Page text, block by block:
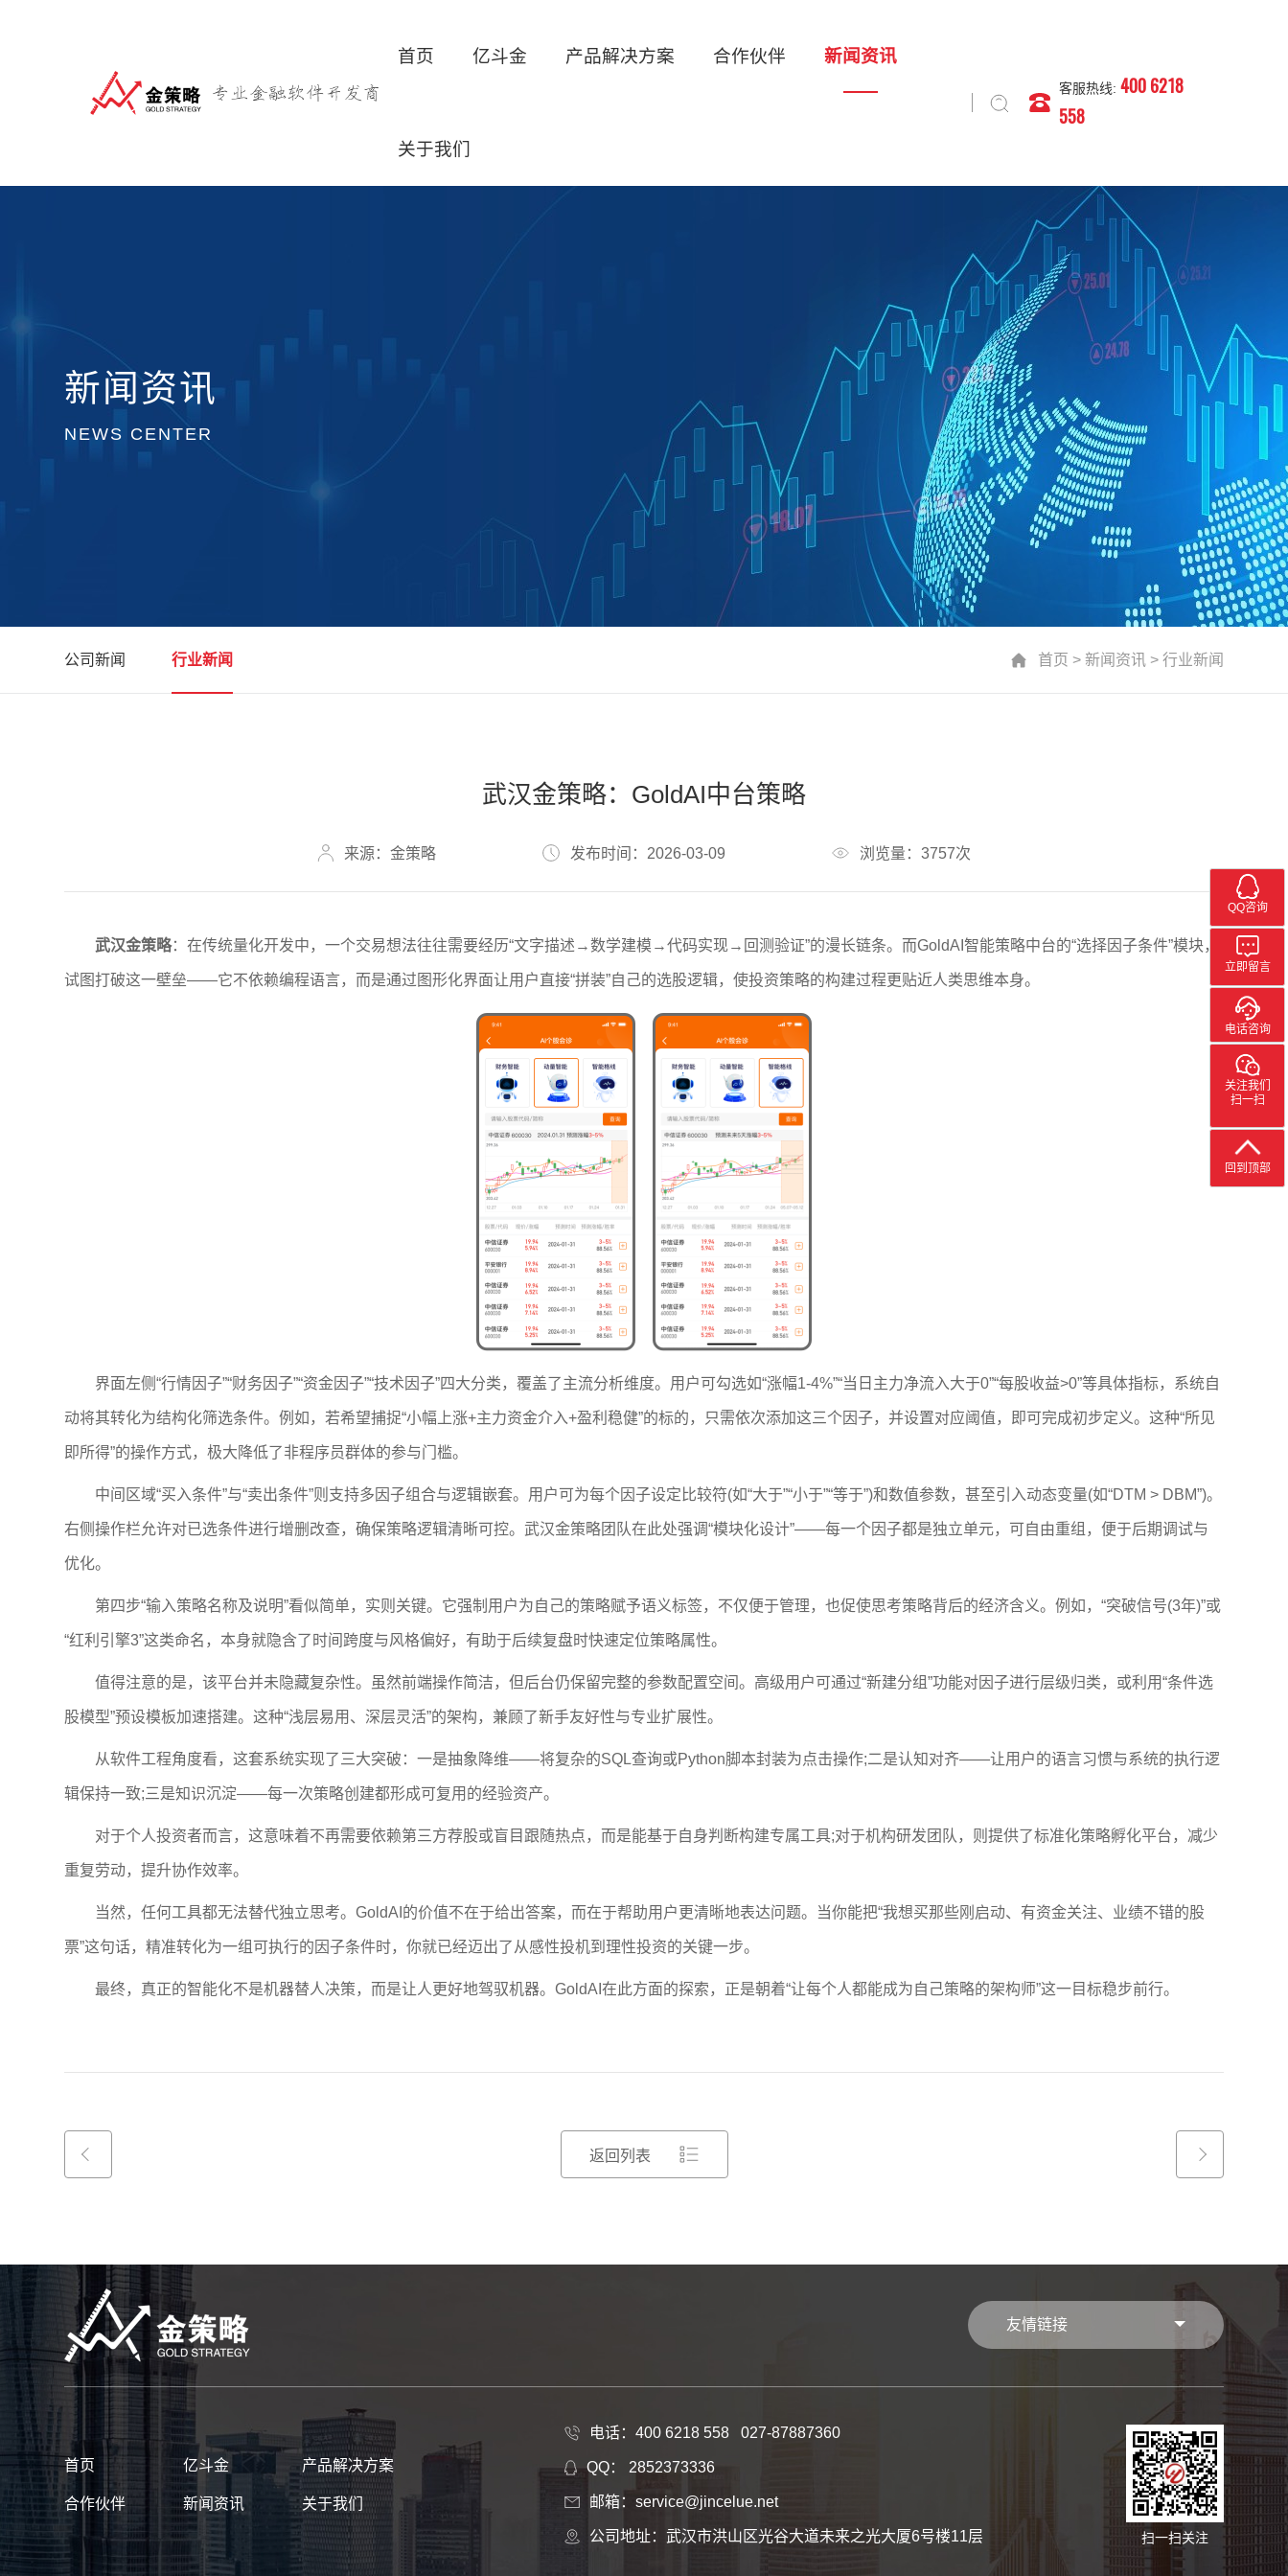
首页 亿斗金 产品解决方案 合作伙伴 新闻资讯
关于我们
客服热线:400 6218
558
QQ咨询
立即留言
电话咨询
关注我们
扫一扫
回到顶部
新闻资讯
NEWS CENTER
公司新闻 行业新闻 首页 > 新闻资讯 > 行业新闻
武汉金策略：GoldAI中台策略
来源：金策略 发布时间：2026-03-09 浏览量：3757次
武汉金策略：在传统量化开发中，一个交易想法往往需要经历“文字描述→数学建模→代码实现→回测验证”的漫长链条。而GoldAI智能策略中台的“选择因子条件”模块，
试图打破这一壁垒——它不依赖编程语言，而是通过图形化界面让用户直接“拼装”自己的选股逻辑，使投资策略的构建过程更贴近人类思维本身。
界面左侧“行情因子”“财务因子”“资金因子”“技术因子”四大分类，覆盖了主流分析维度。用户可勾选如“涨幅1-4%”“当日主力净流入大于0”“每股收益>0”等具体指标，系统自
动将其转化为结构化筛选条件。例如，若希望捕捉“小幅上涨+主力资金介入+盈利稳健”的标的，只需依次添加这三个因子，并设置对应阈值，即可完成初步定义。这种“所见
即所得”的操作方式，极大降低了非程序员群体的参与门槛。
中间区域“买入条件”与“卖出条件”则支持多因子组合与逻辑嵌套。用户可为每个因子设定比较符(如“大于”“小于”“等于”)和数值参数，甚至引入动态变量(如“DTM > DBM”)。
右侧操作栏允许对已选条件进行增删改查，确保策略逻辑清晰可控。武汉金策略团队在此处强调“模块化设计”——每一个因子都是独立单元，可自由重组，便于后期调试与
优化。
第四步“输入策略名称及说明”看似简单，实则关键。它强制用户为自己的策略赋予语义标签，不仅便于管理，也促使思考策略背后的经济含义。例如，“突破信号(3年)”或
“红利引擎3”这类命名，本身就隐含了时间跨度与风格偏好，有助于后续复盘时快速定位策略属性。
值得注意的是，该平台并未隐藏复杂性。虽然前端操作简洁，但后台仍保留完整的参数配置空间。高级用户可通过“新建分组”功能对因子进行层级归类，或利用“条件选
股模型”预设模板加速搭建。这种“浅层易用、深层灵活”的架构，兼顾了新手友好性与专业扩展性。
从软件工程角度看，这套系统实现了三大突破：一是抽象降维——将复杂的SQL查询或Python脚本封装为点击操作;二是认知对齐——让用户的语言习惯与系统的执行逻
辑保持一致;三是知识沉淀——每一次策略创建都形成可复用的经验资产。
对于个人投资者而言，这意味着不再需要依赖第三方荐股或盲目跟随热点，而是能基于自身判断构建专属工具;对于机构研发团队，则提供了标准化策略孵化平台，减少
重复劳动，提升协作效率。
当然，任何工具都无法替代独立思考。GoldAI的价值不在于给出答案，而在于帮助用户更清晰地表达问题。当你能把“我想买那些刚启动、有资金关注、业绩不错的股
票”这句话，精准转化为一组可执行的因子条件时，你就已经迈出了从感性投机到理性投资的关键一步。
最终，真正的智能化不是机器替人决策，而是让人更好地驾驭机器。GoldAI在此方面的探索，正是朝着“让每个人都能成为自己策略的架构师”这一目标稳步前行。
返回列表
友情链接
首页 亿斗金 产品解决方案
合作伙伴 新闻资讯 关于我们
电话：400 6218 558 027-87887360
QQ： 2852373336
邮箱：service@jincelue.net
公司地址：武汉市洪山区光谷大道未来之光大厦6号楼11层 扫一扫关注